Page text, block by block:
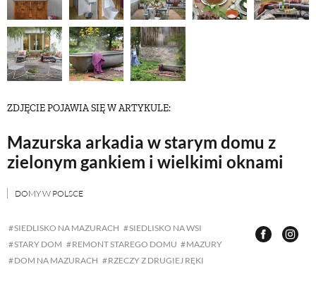
ZDJĘCIE POJAWIA SIĘ W ARTYKULE:
Mazurska arkadia w starym domu z
zielonym gankiem i wielkimi oknami
DOMY W POLSCE
SIEDLISKO NA MAZURACH
SIEDLISKO NA WSI
STARY DOM
REMONT STAREGO DOMU
MAZURY
DOM NA MAZURACH
RZECZY Z DRUGIEJ RĘKI
URODA
NATURALNA APTECZKA
EKO ŻYCIE
ZWIERZĘTA DOMOWE